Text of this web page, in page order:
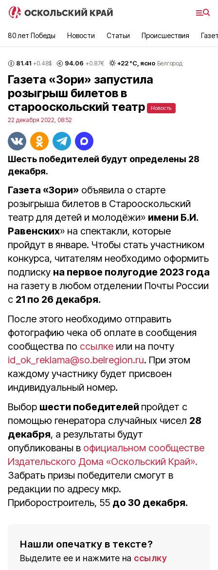
80 лет Победы Новости Статьи Происшествия
81.41 +0.48$ 94.06 +0.87€ +22°С, ясно Белгород
Газета «Зори» запустила
розыгрыш билетов в
старооскольский театр
Новость
22 декабря 2022, 08:52
Шесть победителей будут определены 28
декабря.
Газета «Зори» объявила о старте
розыгрыша билетов в Старооскольский
театр для детей и молодёжи» имени Б.И.
Равенских» на спектакли, которые
пройдут в январе. Чтобы стать участником
конкурса, читателям необходимо оформить
подписку на первое полугодие 2023 года
на газету в любом отделении Почты России
с 21 по 26 декабря.
После этого необходимо отправить
фотографию чека об оплате в сообщения
сообщества по ссылке или на почту
id_ok_reklama@so.belregion.ru. При этом
каждому участнику будет присвоен
индивидуальный номер.
Выбор шести победителей пройдет с
помощью генератора случайных чисел 28
декабря, а результаты будут
опубликованы в официальном сообществе
Издательского Дома «Оскольский Край».
Забрать призы победители смогут в
редакции по адресу мкр.
Приборостроитель, 55 до 30 декабря.
Нашли опечатку в тексте?
Выделите ее и нажмите на ссылку